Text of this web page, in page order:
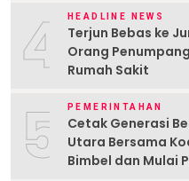
4 HEADLINE NEWS
Terjun Bebas ke
Orang
Rumah Sakit
5 PEMERINTAHAN
Cetak Generasi
Utara Bersama
Bimbel dan Mulai